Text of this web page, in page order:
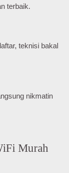
terbaik.
teknisi bakal
nikmatin
Murah